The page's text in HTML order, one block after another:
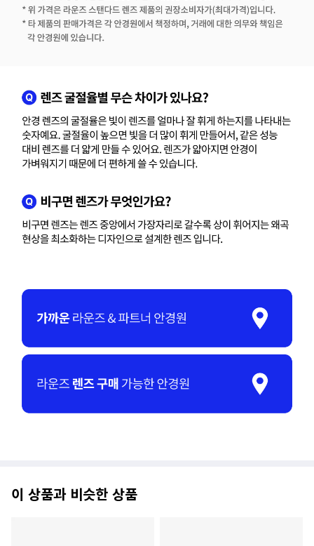
이 상품과 비슷한 상품